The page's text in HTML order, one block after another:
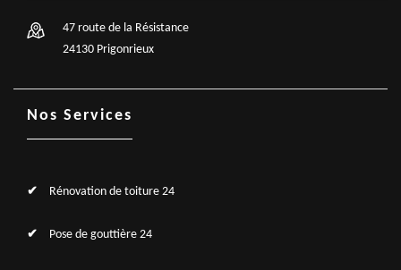
47 route de la Résistance
24130 Prigonrieux
Nos Services
Rénovation de toiture 24
Pose de gouttière 24